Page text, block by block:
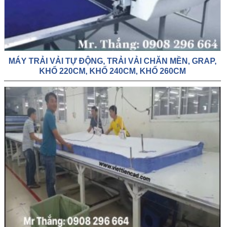
MÁY TRẢI VẢI TỰ ĐỘNG, TRẢI VẢI CHĂN MỀN, GRAP,
KHỔ 220CM, KHỔ 240CM, KHỔ 260CM